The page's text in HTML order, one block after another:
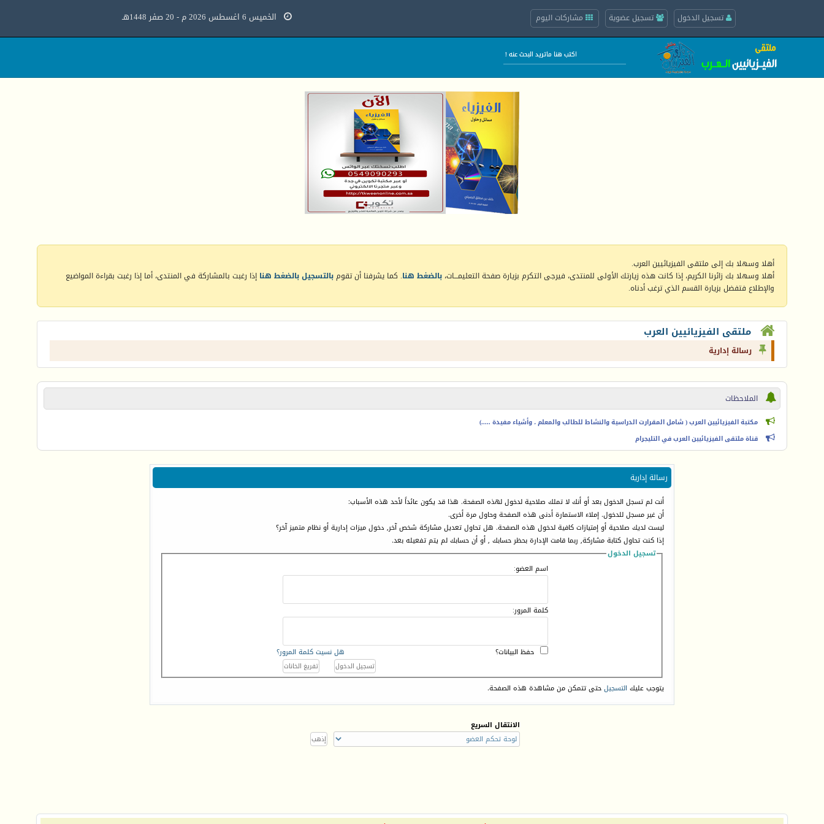
تسجيل الدخول تسجيل عضوية مشاركات اليوم الخميس 6 اغسطس 2026 م - 20 صفر 1448هـ
أهلا وسهلا بك إلى ملتقى الفيزيائيين العرب.
أهلا وسهلا بك زائرنا الكريم، إذا كانت هذه زيارتك الأولى للمنتدى، فيرجى التكرم بزيارة صفحة التعليمـــات، بالضغط هنا. كما يشرفنا أن تقومبالتسجيل بالضغط هنا إذا رغبت بالمشاركة في المنتدى، أما إذا رغبت بقراءة المواضيع
والإطلاع فتفضل بزيارة القسم الذي ترغب أدناه.
ملتقى الفيزيائيين العرب
رسالة إدارية
الملاحظات
مكتبة الفيزيائيين العرب ( شامل المقرارت الدراسية والنشاط للطالب والمعلم ، وأشياء مفيدة .....)
قناة ملتقى الفيزيائيين العرب في التليجرام
رسالة إدارية
أنت لم تسجل الدخول بعد أو أنك لا تملك صلاحية لدخول لهذه الصفحة. هذا قد يكون عائداً لأحد هذه الأسباب:
أن غير مسجل للدخول. إملاء الاستمارة أدنى هذه الصفحة وحاول مرة أخرى.
ليست لديك صلاحية أو إمتيازات كافية لدخول هذه الصفحة. هل تحاول تعديل مشاركة شخص آخر, دخول ميزات إدارية أو نظام متميز آخر؟
إذا كنت تحاول كتابة مشاركة, ربما قامت الإدارة بحظر حسابك , أو أن حسابك لم يتم تفعيله بعد.
تسجيل الدخول
اسم العضو:
كلمة المرور:
هل نسيت كلمة المرور؟ حفظ البيانات؟
يتوجب عليك التسجيلحتى تتمكن من مشاهدة هذه الصفحة.
الانتقال السريع